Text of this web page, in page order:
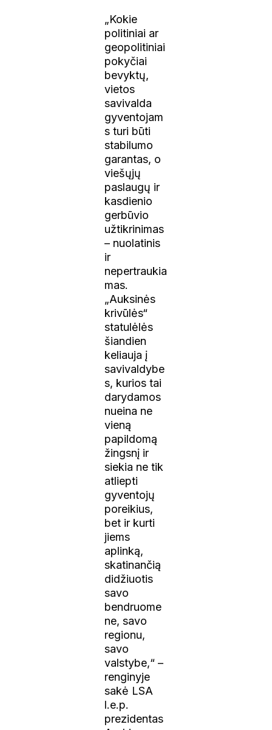
„Kokie
politiniai ar
geopolitiniai
pokyčiai
bevyktų,
vietos
savivalda
gyventojam
s turi būti
stabilumo
garantas, o
viešųjų
paslaugų ir
kasdienio
gerbūvio
užtikrinimas
– nuolatinis
ir
nepertraukia
mas.
„Auksinės
krivūlės“
statulėlės
šiandien
keliauja į
savivaldybe
s, kurios tai
darydamos
nueina ne
vieną
papildomą
žingsnį ir
siekia ne tik
atliepti
gyventojų
poreikius,
bet ir kurti
jiems
aplinką,
skatinančią
didžiuotis
savo
bendruome
ne, savo
regionu,
savo
valstybe,“ –
renginyje
sakė LSA
l.e.p.
prezidentas